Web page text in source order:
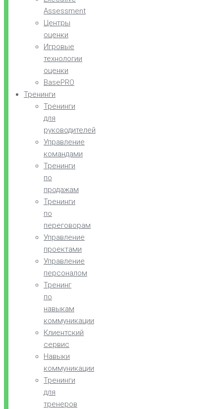
Assessment
Центры
оценки
Игровые
технологии
оценки
BasePRO
Тренинги
Тренинги
для
руководителей
Управление
командами
Тренинги
по
продажам
Тренинги
по
переговорам
Управление
проектами
Управление
персоналом
Тренинг
по
навыкам
коммуникации
Клиентский
сервис
Навыки
коммуникации
Тренинги
для
тренеров